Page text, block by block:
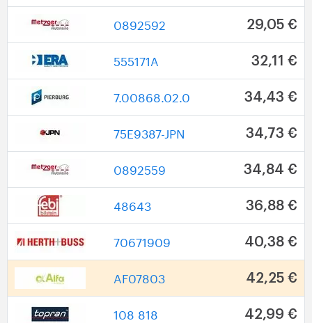
0892592 29,05 €
555171A 32,11 €
7.00868.02.0 34,43 €
75E9387-JPN 34,73 €
0892559 34,84 €
48643 36,88 €
70671909 40,38 €
AF07803 42,25 €
108 818 42,99 €